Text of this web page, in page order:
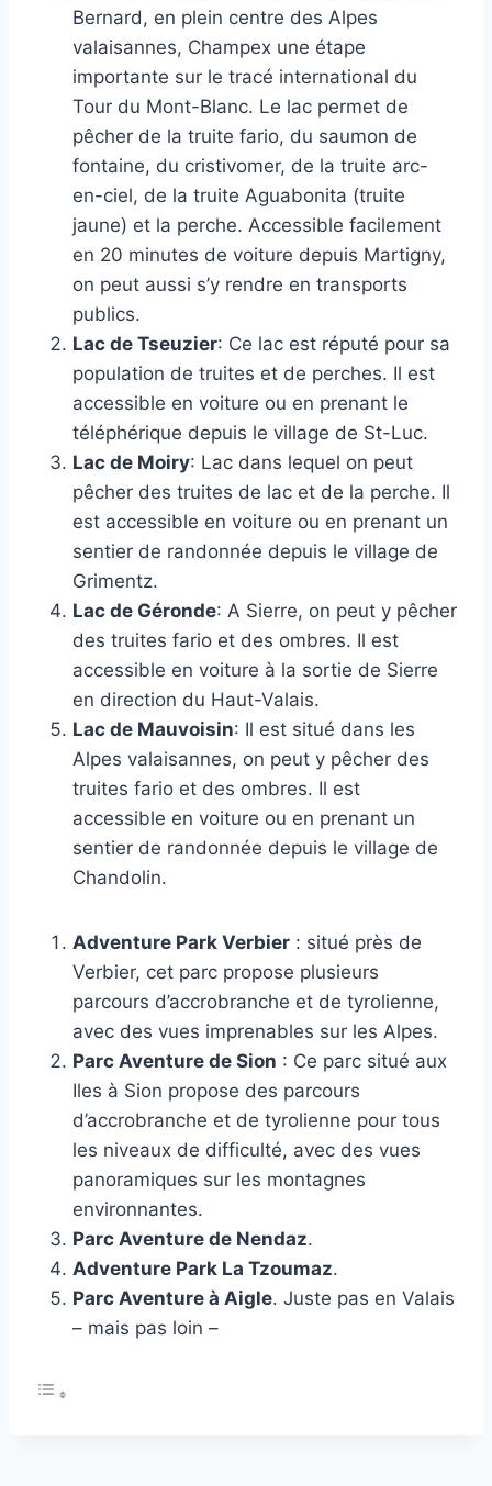
Bernard, en plein centre des Alpes
valaisannes, Champex une étape
importante sur le tracé international du
Tour du Mont-Blanc. Le lac permet de
pêcher de la truite fario, du saumon de
fontaine, du cristivomer, de la truite arc-
en-ciel, de la truite Aguabonita (truite
jaune) et la perche. Accessible facilement
en 20 minutes de voiture depuis Martigny,
on peut aussi s’y rendre en transports
publics.
Lac de Tseuzier: Ce lac est réputé pour sa
population de truites et de perches. Il est
accessible en voiture ou en prenant le
téléphérique depuis le village de St-Luc.
Lac de Moiry: Lac dans lequel on peut
pêcher des truites de lac et de la perche. Il
est accessible en voiture ou en prenant un
sentier de randonnée depuis le village de
Grimentz.
Lac de Géronde: A Sierre, on peut y pêcher
des truites fario et des ombres. Il est
accessible en voiture à la sortie de Sierre
en direction du Haut-Valais.
Lac de Mauvoisin: Il est situé dans les
Alpes valaisannes, on peut y pêcher des
truites fario et des ombres. Il est
accessible en voiture ou en prenant un
sentier de randonnée depuis le village de
Chandolin.
Adventure Park Verbier : situé près de
Verbier, cet parc propose plusieurs
parcours d’accrobranche et de tyrolienne,
avec des vues imprenables sur les Alpes.
Parc Aventure de Sion : Ce parc situé aux
Iles à Sion propose des parcours
d’accrobranche et de tyrolienne pour tous
les niveaux de difficulté, avec des vues
panoramiques sur les montagnes
environnantes.
Parc Aventure de Nendaz.
Adventure Park La Tzoumaz.
Parc Aventure à Aigle. Juste pas en Valais
– mais pas loin –